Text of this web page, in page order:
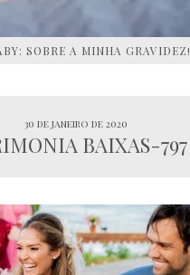
SOBRE A MINHA GRAVIDEZ!
30 de janeiro de 2020
BAIXAS-797